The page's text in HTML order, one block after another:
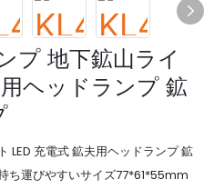
プ 地下鉱山ライ
ヘッドランプ 鉱
LED 充電式 鉱夫用ヘッドランプ 鉱
ち運びやすいサイズ77*61*55mm